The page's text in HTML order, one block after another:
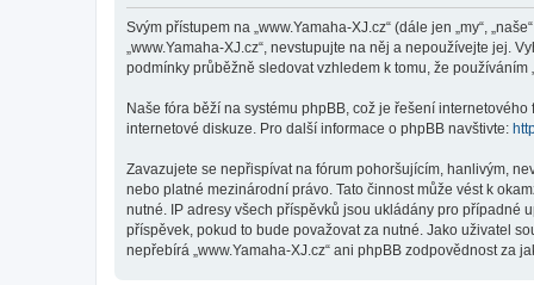
Svým přístupem na „www.Yamaha-XJ.cz“ (dále jen „my“,
„www.Yamaha-XJ.cz“, nevstupujte na něj a nepoužívejte jej.
podmínky průběžně sledovat vzhledem k tomu, že používáním
Naše fóra běží na systému phpBB, což je řešení internetového
internetové diskuze. Pro další informace o phpBB navštivte:
Zavazujete se nepřispívat na fórum pohoršujícím, hanlivým,
nebo platné mezinárodní právo. Tato činnost může vést k
nutné. IP adresy všech příspěvků jsou ukládány pro případné
příspěvek, pokud to bude považovat za nutné. Jako uživatel
nepřebírá „www.Yamaha-XJ.cz“ ani phpBB zodpovědnost za